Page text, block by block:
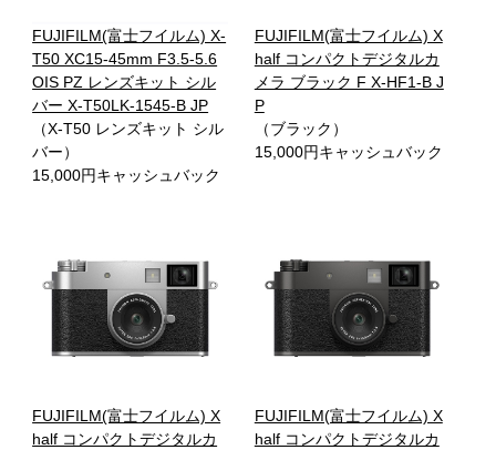
FUJIFILM(富士フイルム) X-
T50 XC15-45mm F3.5-5.6
OIS PZ レンズキット シル
バー X-T50LK-1545-B JP
（X-T50 レンズキット シル
バー）
15,000円キャッシュバック
FUJIFILM(富士フイルム) X
half コンパクトデジタルカ
メラ ブラック F X-HF1-B J
P
（ブラック）
15,000円キャッシュバック
FUJIFILM(富士フイルム) X
half コンパクトデジタルカ
FUJIFILM(富士フイルム) X
half コンパクトデジタルカ